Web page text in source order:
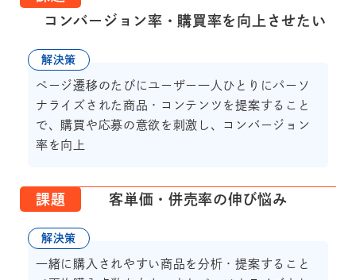
コンバージョン率・購買率を向上させたい
解決策
ページ遷移のたびにユーザー一人ひとりにパーソ
ナライズされた商品・コンテンツを提案すること
で、購買や応募の意欲を刺激し、コンバージョン
率を向上
課題 客単価・併売率の伸び悩み
解決策
一緒に購入されやすい商品を分析・提案すること